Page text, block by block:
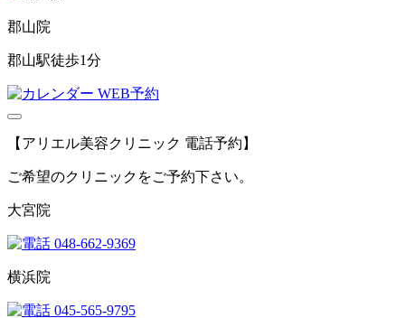
郡山院
郡山駅徒歩1分
WEB予約
【アリエル美容クリニック 電話予約】
ご希望のクリニックをご予約下さい。
大宮院
048-662-9369
横浜院
045-565-9795